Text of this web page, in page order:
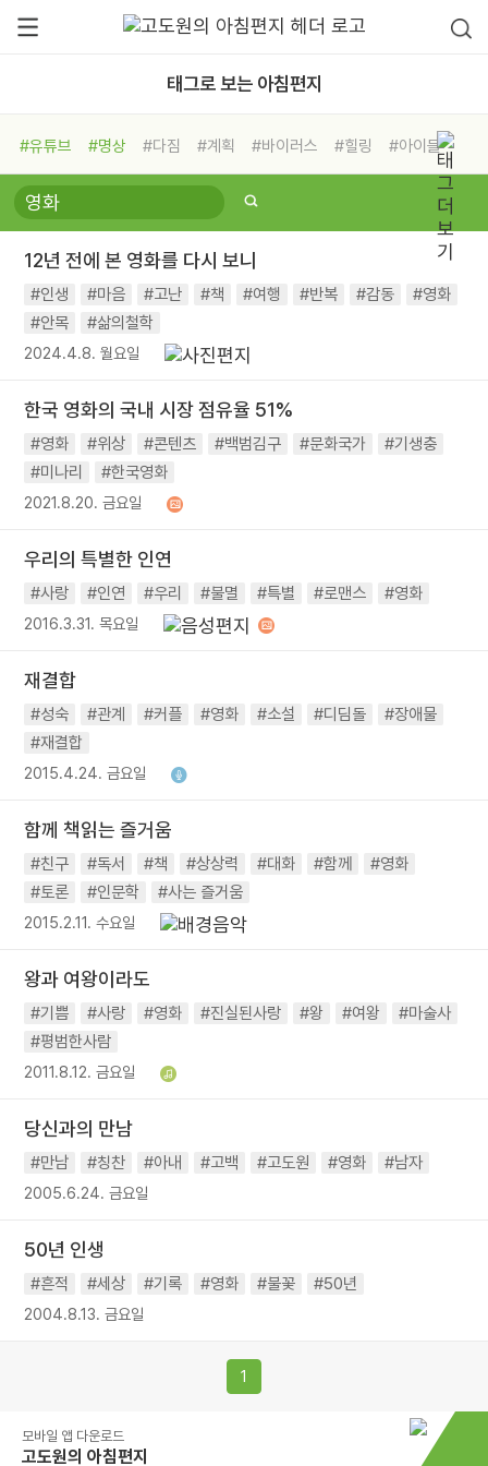
태그로 보는 아침편지
#유튜브 #명상 #다짐 #계획 #바이러스 #힐링
#아이들
#비전캠프
#독서캠프 #삶
#희망
#나눔 #친구 #링컨학교
#독서
#건강 #면역력
12년 전에 본 영화를 다시 보니
#인생 #마음 #고난 #책 #여행 #반복 #감동
#영화
#안목
#삶의철학
2024.4.8. 월요일
한국 영화의 국내 시장 점유율 51%
#영화 #위상 #콘텐츠 #백범김구 #문화국가
#기생충
#미나리
#한국영화
2021.8.20. 금요일
우리의 특별한 인연
#사랑 #인연 #우리 #불멸 #특별 #로맨스 #영화
2016.3.31. 목요일
재결합
#성숙 #관계 #커플 #영화 #소설 #디딤돌
#장애물
#재결합
2015.4.24. 금요일
함께 책읽는 즐거움
#친구 #독서 #책 #상상력 #대화 #함께
#영화
#토론
#인문학 #사는 즐거움
2015.2.11. 수요일
왕과 여왕이라도
#기쁨 #사랑 #영화 #진실된사랑 #왕 #여왕
#마술사
#평범한사람
2011.8.12. 금요일
당신과의 만남
#만남 #칭찬 #아내 #고백 #고도원 #영화 #남자
2005.6.24. 금요일
50년 인생
#흔적 #세상 #기록 #영화 #불꽃 #50년
2004.8.13. 금요일
1
모바일 앱 다운로드
고도원의 아침편지